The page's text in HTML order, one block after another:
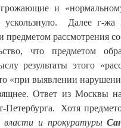
и
Далее г-жа
рассмотрения
что предметом
результаты этого
«при выявлении
Ответ из Москвы
Петербурга. Хотя
власти и прокуратуры